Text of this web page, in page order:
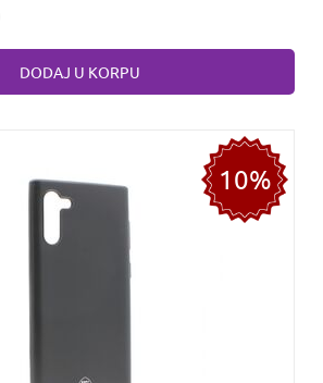
DODAJ U KORPU
10%